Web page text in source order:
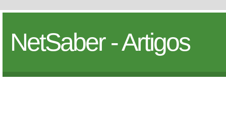
NetSaber - Artigos